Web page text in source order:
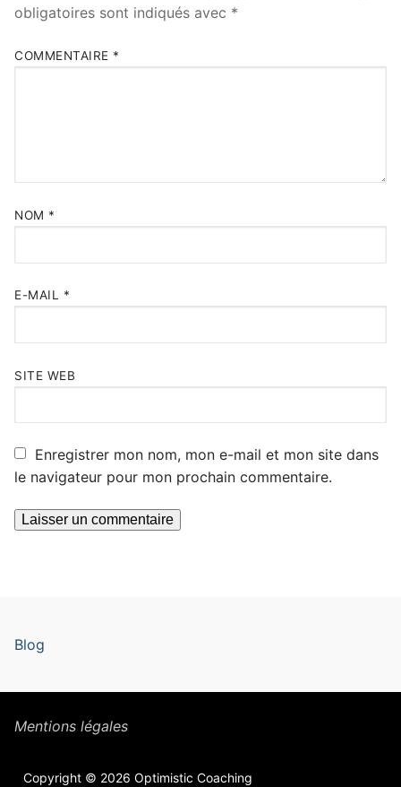
obligatoires sont indiqués avec *
COMMENTAIRE *
NOM *
E-MAIL *
SITE WEB
Enregistrer mon nom, mon e-mail et mon site dans
le navigateur pour mon prochain commentaire.
Blog
Mentions légales
Copyright © 2026 Optimistic Coaching